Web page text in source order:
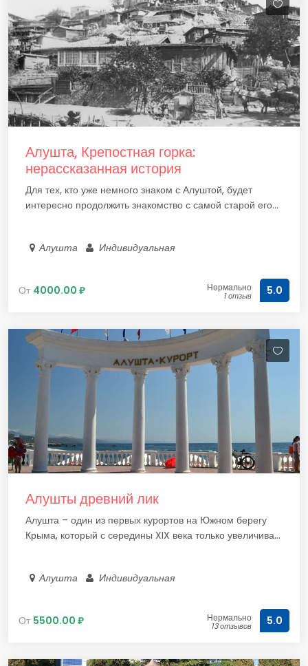
Алушта, Крепостная горка:
нерассказанная история
Для тех, кто уже немного знаком с Алуштой, будет
интересно продолжить знакомство с самой старой его...
Алушта Индивидуальная
От 4000.00 ₽ Нормально
1 отзыв 5.0
Алушты древний лик
Алушта – один из первых курортов на Южном берегу
Крыма, который с середины XIX века только увеличива...
Алушта Индивидуальная
От 5500.00 ₽ Нормально
13 отзывов 5.0